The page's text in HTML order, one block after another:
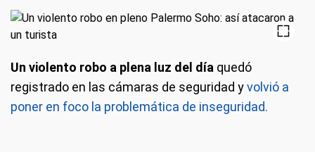
Un violento robo a plena luz del día quedó
registrado en las cámaras de seguridad yvolvió a
poner en foco la problemática de inseguridad.